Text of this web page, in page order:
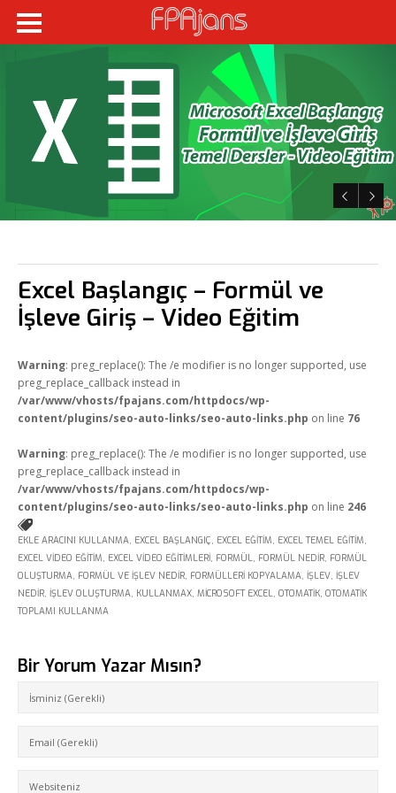
Fikir Proje Ajans
Kurumsal
Hizmetlerimiz
Referanslarımız
Online Araçlar
Fikir Proje Blogluyor
Müşteri Paneli
Bize Ulaşın
Excel Başlangıç – Formül ve
İşleve Giriş – Video Eğitim
Warning: preg_replace(): The /e modifier is no longer supported, use
preg_replace_callback instead in
/var/www/vhosts/fpajans.com/httpdocs/wp-
content/plugins/seo-auto-links/seo-auto-links.php on line 76
Warning: preg_replace(): The /e modifier is no longer supported, use
preg_replace_callback instead in
/var/www/vhosts/fpajans.com/httpdocs/wp-
content/plugins/seo-auto-links/seo-auto-links.php on line 246
EKLE ARACINI KULLANMA, EXCEL BAŞLANGIÇ, EXCEL EĞITIM, EXCEL TEMEL EĞITIM,
EXCEL VIDEO EĞITIM, EXCEL VIDEO EĞITIMLERI, FORMÜL, FORMÜL NEDIR, FORMÜL
OLUŞTURMA, FORMÜL VE İŞLEV NEDIR, FORMÜLLERI KOPYALAMA, İŞLEV, İŞLEV
NEDIR, İŞLEV OLUŞTURMA, KULLANMAX, MICROSOFT EXCEL, OTOMATIK, OTOMATIK
TOPLAMI KULLANMA
Bir Yorum Yazar Mısın?